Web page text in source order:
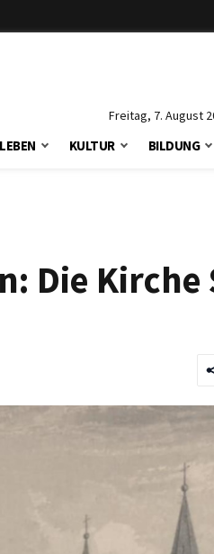
Freitag, 7. August
LEBEN KULTUR BILDUNG
Die Kirche